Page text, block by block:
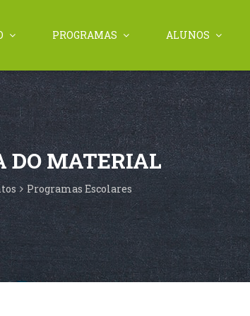
PROGRAMAS ALUNOS
DO MATERIAL
Programas Escolares